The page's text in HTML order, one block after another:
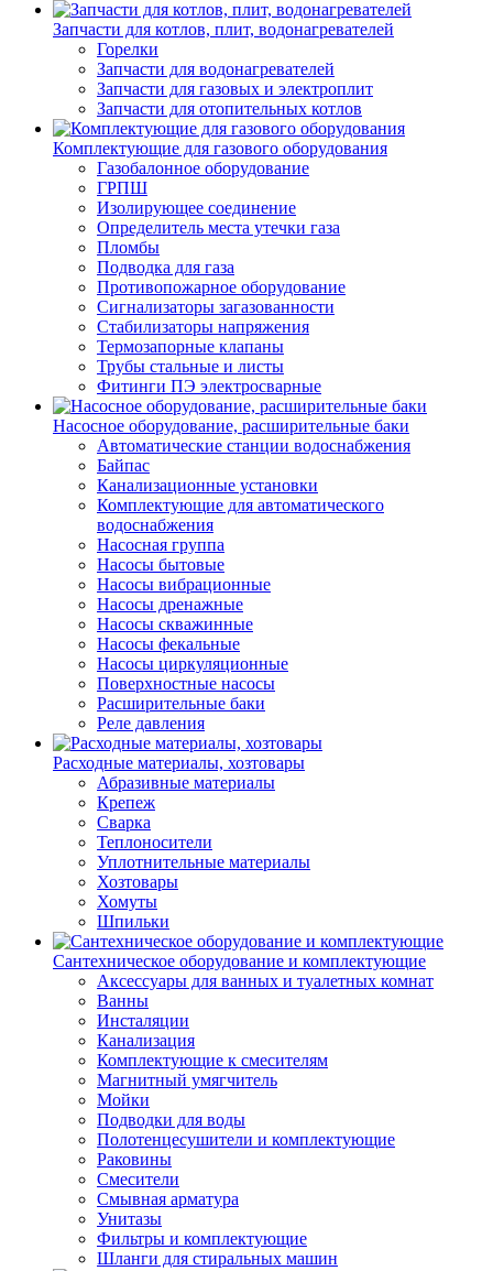
Запчасти для котлов, плит, водонагревателей
Горелки
Запчасти для водонагревателей
Запчасти для газовых и электроплит
Запчасти для отопительных котлов
Комплектующие для газового оборудования
Газобалонное оборудование
ГРПШ
Изолирующее соединение
Определитель места утечки газа
Пломбы
Подводка для газа
Противопожарное оборудование
Сигнализаторы загазованности
Стабилизаторы напряжения
Термозапорные клапаны
Трубы стальные и листы
Фитинги ПЭ электросварные
Насосное оборудование, расширительные баки
Автоматические станции водоснабжения
Байпас
Канализационные установки
Комплектующие для автоматического
водоснабжения
Насосная группа
Насосы бытовые
Насосы вибрационные
Насосы дренажные
Насосы скважинные
Насосы фекальные
Насосы циркуляционные
Поверхностные насосы
Расширительные баки
Реле давления
Расходные материалы, хозтовары
Абразивные материалы
Крепеж
Сварка
Теплоносители
Уплотнительные материалы
Хозтовары
Хомуты
Шпильки
Сантехническое оборудование и комплектующие
Аксессуары для ванных и туалетных комнат
Ванны
Инсталяции
Канализация
Комплектующие к смесителям
Магнитный умягчитель
Мойки
Подводки для воды
Полотенцесушители и комплектующие
Раковины
Смесители
Смывная арматура
Унитазы
Фильтры и комплектующие
Шланги для стиральных машин